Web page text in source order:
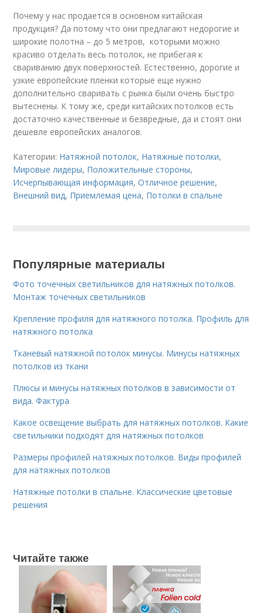
Почему у нас продается в основном китайская
продукция? Да потому что они предлагают недорогие и
широкие полотна – до 5 метров, которыми можно
красиво отделать весь потолок, не прибегая к
свариванию двух поверхностей. Естественно, дорогие и
узкие европейские пленки которые еще нужно
дополнительно сваривать с рынка были очень быстро
вытеснены. К тому же, среди китайских потолков есть
достаточно качественные и безвредные, да и стоят они
дешевле европейских аналогов.
Категории: Натяжной потолок, Натяжные потолки,
Мировые лидеры, Положительные стороны,
Исчерпывающая информация,Отличное решение,
Внешний вид, Приемлемая цена, Потолки в спальне
Популярные материалы
Фото точечных светильников для натяжных потолков.
Монтаж точечных светильников
Крепление профиля для натяжного потолка. Профиль для
натяжного потолка
Тканевый натяжной потолок минусы. Минусы натяжных
потолков из ткани
Плюсы и минусы натяжных потолков в зависимости от
вида. Фактура
Какое освещение выбрать для натяжных потолков. Какие
светильники подходят для натяжных потолков
Размеры профилей натяжных потолков. Виды профилей
для натяжных потолков
Натяжные потолки в спальне. Классические цветовые
решения
Читайте также